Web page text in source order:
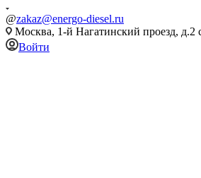
@zakaz@energo-diesel.ru
Москва, 1-й Нагатинский проезд, д.2
Войти